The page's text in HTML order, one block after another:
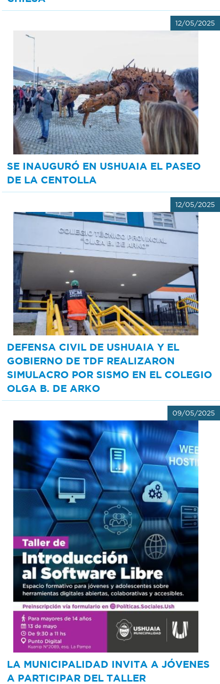
12/05/2025
SE INAUGURÓ EN USHUAIA EL PASEO
DE LA CENTOLLA
12/05/2025
DEFENSA CIVIL DE USHUAIA Y EL
GOBIERNO DE TDF REALIZARON
SIMULACRO POR SISMO EN EL COLEGIO
OLGA B. DE ARKO
09/05/2025
LA MUNICIPALIDAD INVITA A JÓVENES
A PARTICIPAR DEL TALLER